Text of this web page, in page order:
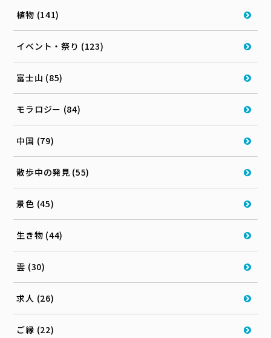
植物 (141)
イベント・祭り (123)
富士山 (85)
モラロジー (84)
中国 (79)
散歩中の発見 (55)
景色 (45)
生き物 (44)
雲 (30)
求人 (26)
ご縁 (22)